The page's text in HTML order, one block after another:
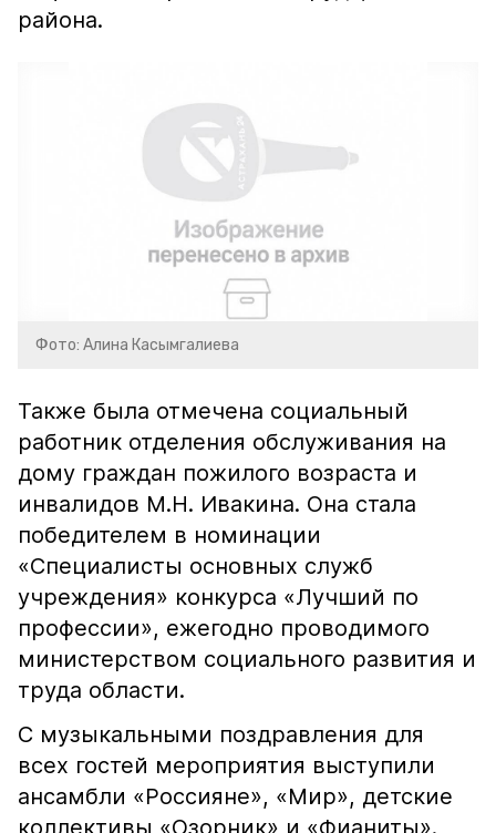
района.
Фото: Алина Касымгалиева
Также была отмечена социальный
работник отделения обслуживания на
дому граждан пожилого возраста и
инвалидов М.Н. Ивакина. Она стала
победителем в номинации
«Специалисты основных служб
учреждения» конкурса «Лучший по
профессии», ежегодно проводимого
министерством социального развития и
труда области.
С музыкальными поздравления для
всех гостей мероприятия выступили
ансамбли «Россияне», «Мир», детские
коллективы «Озорник» и «Фианиты».